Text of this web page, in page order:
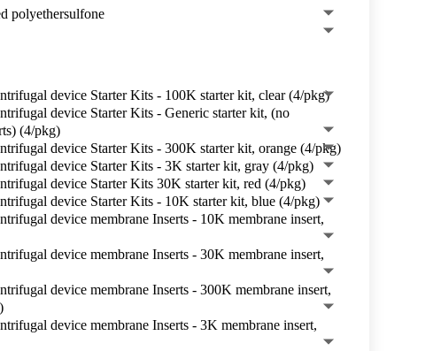
polyethersulfone
device Starter Kits - 100K starter kit, clear (4/pkg)
device Starter Kits - Generic starter kit, (no
(4/pkg)
device Starter Kits - 300K starter kit, orange (4/pkg)
device Starter Kits - 3K starter kit, gray (4/pkg)
device Starter Kits 30K starter kit, red (4/pkg)
device Starter Kits - 10K starter kit, blue (4/pkg)
device membrane Inserts - 10K membrane insert,
device membrane Inserts - 30K membrane insert,
device membrane Inserts - 300K membrane insert,
device membrane Inserts - 3K membrane insert,